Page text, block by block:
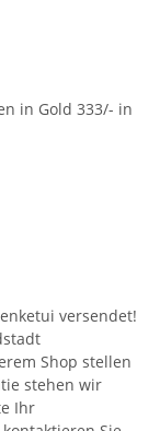
in Gold 333/- in
versendet!
Shop stellen
stehen wir
Ihr